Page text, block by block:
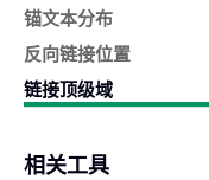
锚文本分布
反向链接位置
链接顶级域
相关工具